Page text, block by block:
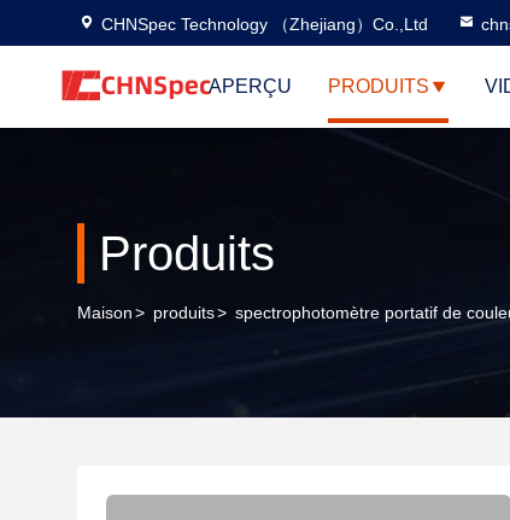
CHNSpec Technology （Zhejiang）Co.,Ltd
APERÇU PRODUITS
Produits
Maison> produits> spectrophotomètre portatif de